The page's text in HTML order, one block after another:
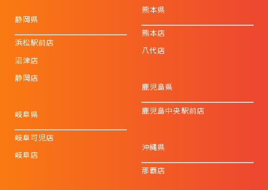
静岡県
浜松駅前店
沼津店
静岡店
岐阜県
岐阜可児店
岐阜店
熊本県
熊本店
八代店
鹿児島県
鹿児島中央駅前店
沖縄県
那覇店